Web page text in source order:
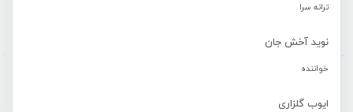
ترانه سرا
نوید آخش جان
خواننده
ایوب گلزاری